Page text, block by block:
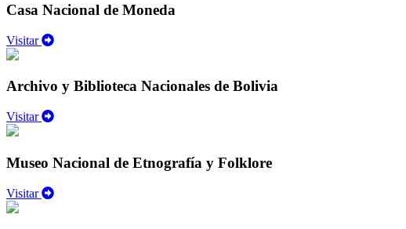
Casa Nacional de Moneda
Visitar
Archivo y Biblioteca Nacionales de Bolivia
Visitar
Museo Nacional de Etnografía y Folklore
Visitar